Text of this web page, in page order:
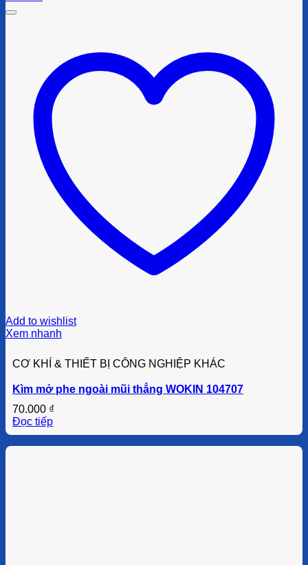
Add to wishlist
Xem nhanh
CƠ KHÍ & THIẾT BỊ CÔNG NGHIỆP KHÁC
Kìm mở phe ngoài mũi thẳng WOKIN 104707
70.000 ₫
Đọc tiếp